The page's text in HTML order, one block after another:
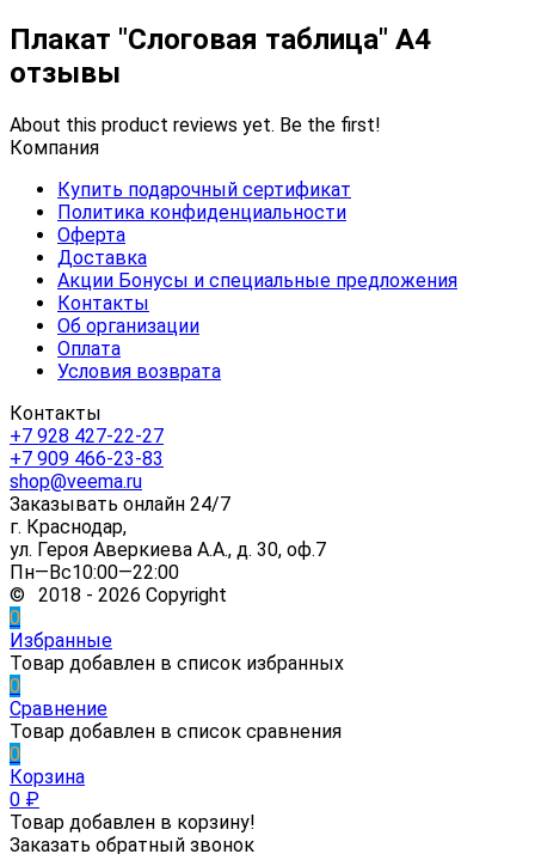
Плакат "Слоговая таблица" А4
отзывы
About this product reviews yet. Be the first!
Компания
Купить подарочный сертификат
Политика конфиденциальности
Оферта
Доставка
Акции Бонусы и специальные предложения
Контакты
Об организации
Оплата
Условия возврата
Контакты
+7 928 427-22-27
+7 909 466-23-83
shop@veema.ru
Заказывать онлайн 24/7
г. Краснодар,
ул. Героя Аверкиева А.А., д. 30, оф.7
Пн—Вс10:00—22:00
© 2018 - 2026 Copyright
0
Избранные
Товар добавлен в список избранных
0
Сравнение
Товар добавлен в список сравнения
0
Корзина
0 ₽
Товар добавлен в корзину!
Заказать обратный звонок